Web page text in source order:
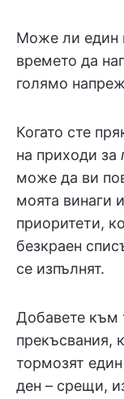
Може ли един
времето да
голямо
Когато сте
на приходи за
може да ви
моята винаги
приоритети,
безкраен
се изпълнят.
Добавете към
прекъсвания,
тормозят
ден – срещи,